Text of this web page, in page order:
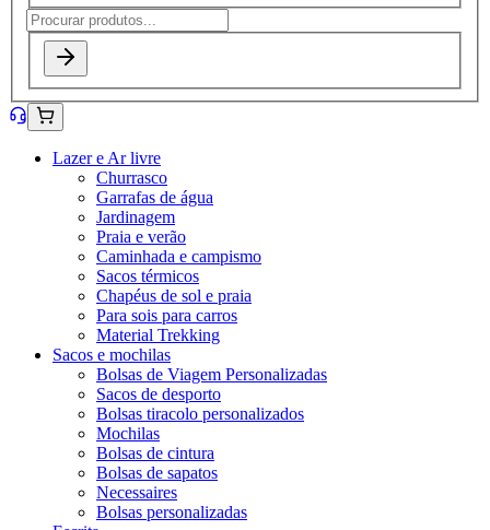
Lazer e Ar livre
Churrasco
Garrafas de água
Jardinagem
Praia e verão
Caminhada e campismo
Sacos térmicos
Chapéus de sol e praia
Para sois para carros
Material Trekking
Sacos e mochilas
Bolsas de Viagem Personalizadas
Sacos de desporto
Bolsas tiracolo personalizados
Mochilas
Bolsas de cintura
Bolsas de sapatos
Necessaires
Bolsas personalizadas